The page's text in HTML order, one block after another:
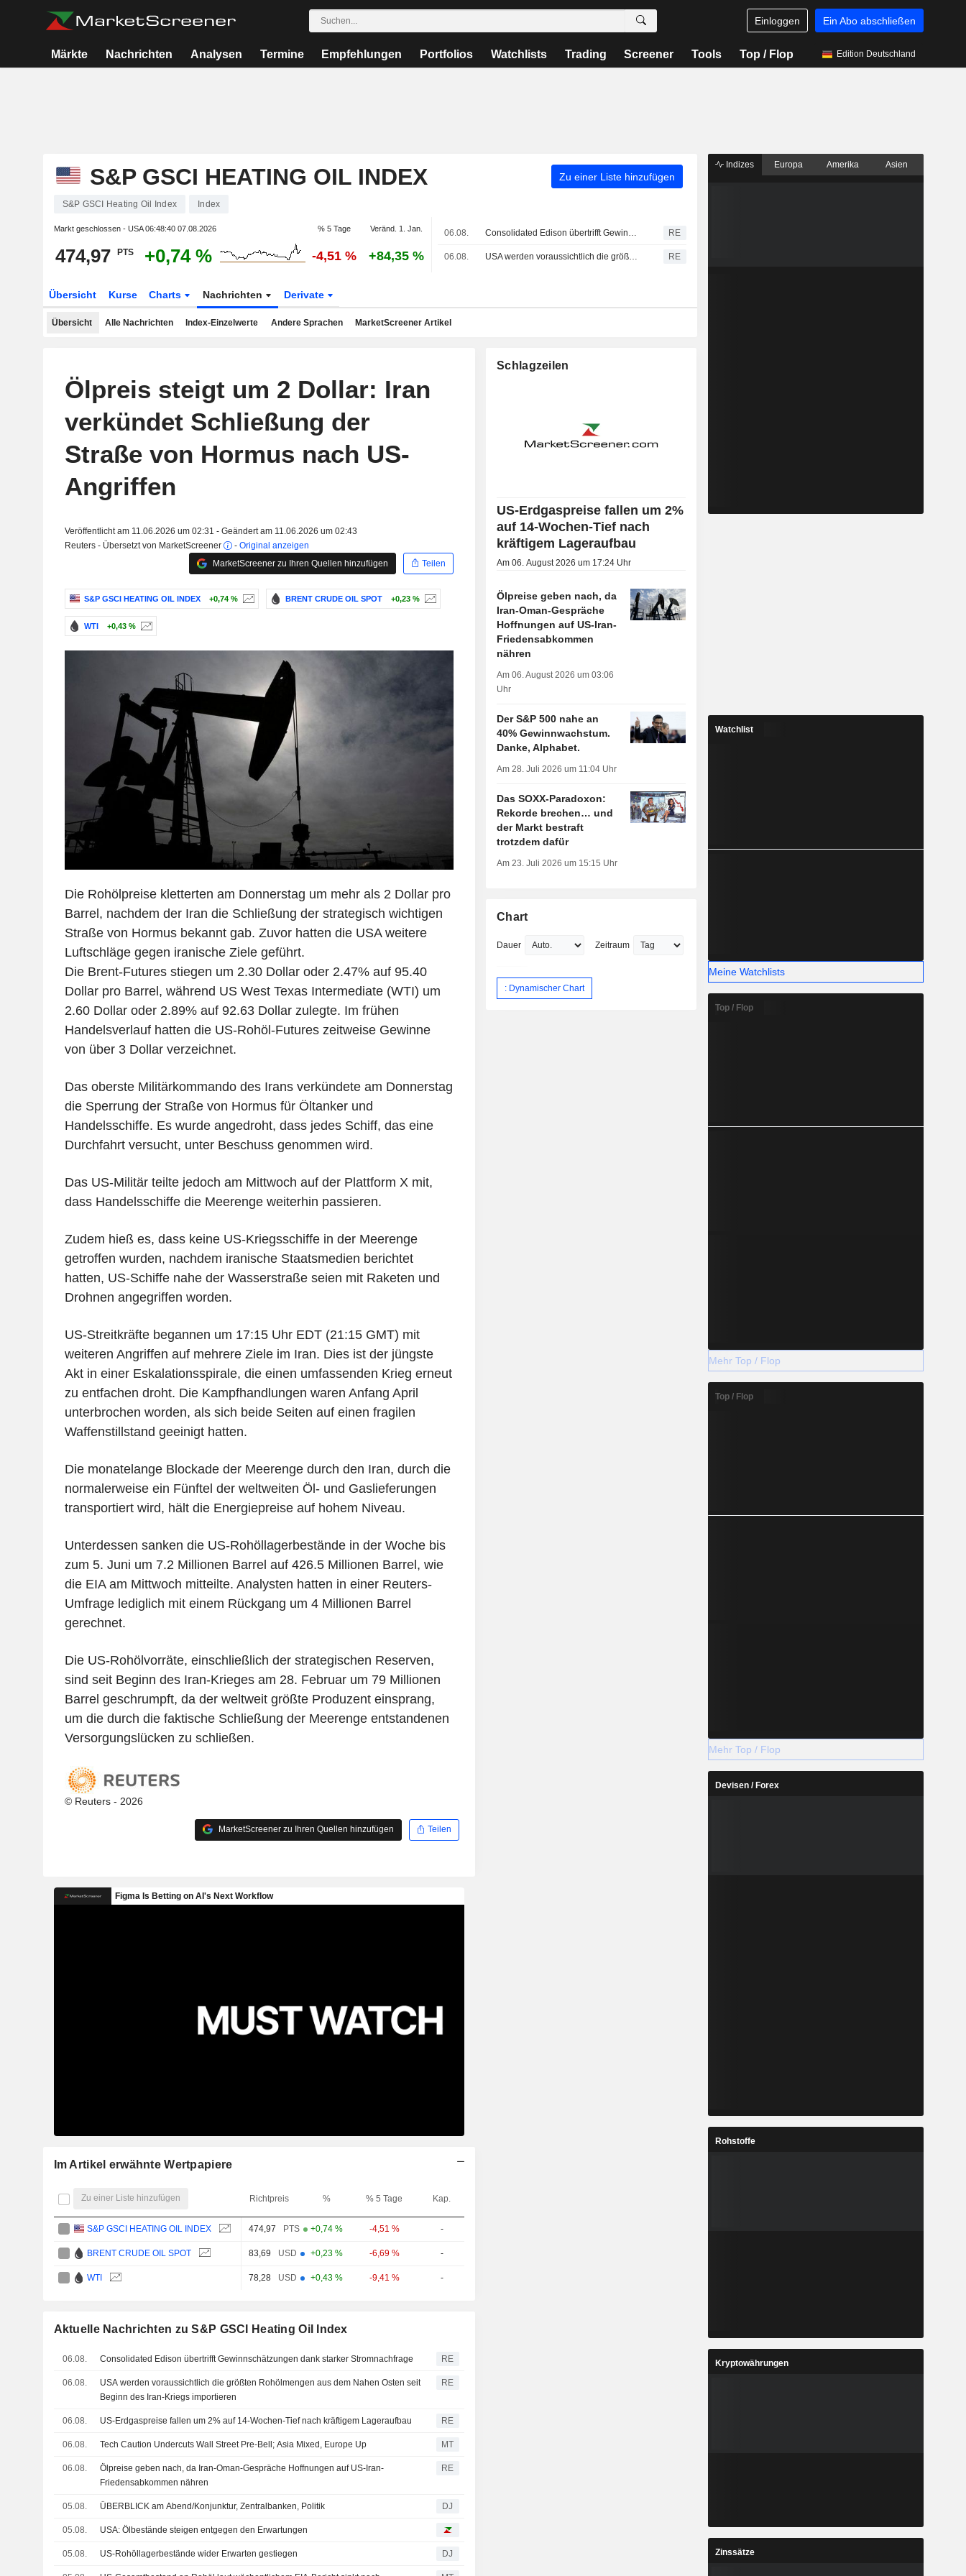
Einloggen Ein Abo abschließen
Märkte Nachrichten Analysen Termine Empfehlungen Portfolios Watchlists Trading Screener Tools Top / Flop Edition Deutschland
S&P GSCI HEATING OIL INDEX Zu einer Liste hinzufügen
S&P GSCI Heating Oil Index Index
Markt geschlossen - USA06:48:40 07.08.2026 % 5 Tage Veränd. 1. Jan.
474,97 PTS +0,74 % -4,51 % +84,35 %
06.08. Consolidated Edison übertrifft Gewinnschätzungen dank starker Stromnachfrage RE
06.08. USA werden voraussichtlich die größten Rohölmengen aus dem Nahen Osten seit Beginn des Iran-Kriegs importieren RE
Übersicht Kurse Charts Nachrichten Derivate
Übersicht Alle Nachrichten Index-Einzelwerte Andere Sprachen MarketScreener Artikel
Ölpreis steigt um 2 Dollar: Iran
verkündet Schließung der
Straße von Hormus nach US-
Angriffen
Veröffentlicht am 11.06.2026 um 02:31 - Geändert am 11.06.2026 um 02:43
Reuters - Übersetzt von MarketScreener
- Original anzeigen
MarketScreener zu Ihren Quellen hinzufügen
Teilen
S&P GSCI HEATING OIL INDEX +0,74 % BRENT CRUDE OIL SPOT +0,23 %
WTI +0,43 %
Die Rohölpreise kletterten am Donnerstag um mehr als 2 Dollar pro
Barrel, nachdem der Iran die Schließung der strategisch wichtigen
Straße von Hormus bekannt gab. Zuvor hatten die USA weitere
Luftschläge gegen iranische Ziele geführt.
Die Brent-Futures stiegen um 2.30 Dollar oder 2.47% auf 95.40
Dollar pro Barrel, während US West Texas Intermediate (WTI) um
2.60 Dollar oder 2.89% auf 92.63 Dollar zulegte. Im frühen
Handelsverlauf hatten die US-Rohöl-Futures zeitweise Gewinne
von über 3 Dollar verzeichnet.
Das oberste Militärkommando des Irans verkündete am Donnerstag
die Sperrung der Straße von Hormus für Öltanker und
Handelsschiffe. Es wurde angedroht, dass jedes Schiff, das eine
Durchfahrt versucht, unter Beschuss genommen wird.
Das US-Militär teilte jedoch am Mittwoch auf der Plattform X mit,
dass Handelsschiffe die Meerenge weiterhin passieren.
Zudem hieß es, dass keine US-Kriegsschiffe in der Meerenge
getroffen wurden, nachdem iranische Staatsmedien berichtet
hatten, US-Schiffe nahe der Wasserstraße seien mit Raketen und
Drohnen angegriffen worden.
US-Streitkräfte begannen um 17:15 Uhr EDT (21:15 GMT) mit
weiteren Angriffen auf mehrere Ziele im Iran. Dies ist der jüngste
Akt in einer Eskalationsspirale, die einen umfassenden Krieg erneut
zu entfachen droht. Die Kampfhandlungen waren Anfang April
unterbrochen worden, als sich beide Seiten auf einen fragilen
Waffenstillstand geeinigt hatten.
Die monatelange Blockade der Meerenge durch den Iran, durch die
normalerweise ein Fünftel der weltweiten Öl- und Gaslieferungen
transportiert wird, hält die Energiepreise auf hohem Niveau.
Unterdessen sanken die US-Rohöllagerbestände in der Woche bis
zum 5. Juni um 7.2 Millionen Barrel auf 426.5 Millionen Barrel, wie
die EIA am Mittwoch mitteilte. Analysten hatten in einer Reuters-
Umfrage lediglich mit einem Rückgang um 4 Millionen Barrel
gerechnet.
Die US-Rohölvorräte, einschließlich der strategischen Reserven,
sind seit Beginn des Iran-Krieges am 28. Februar um 79 Millionen
Barrel geschrumpft, da der weltweit größte Produzent einsprang,
um die durch die faktische Schließung der Meerenge entstandenen
Versorgungslücken zu schließen.
© Reuters - 2026
MarketScreener zu Ihren Quellen hinzufügen Teilen
Im Artikel erwähnte Wertpapiere
Zu einer Liste hinzufügen Richtpreis % % 5 Tage Kap.
S&P GSCI HEATING OIL INDEX 474,97 PTS +0,74 % -4,51 % -
BRENT CRUDE OIL SPOT 83,69 USD +0,23 % -6,69 % -
WTI 78,28 USD +0,43 % -9,41 % -
Aktuelle Nachrichten zu S&P GSCI Heating Oil Index
06.08. Consolidated Edison übertrifft Gewinnschätzungen dank starker Stromnachfrage RE
06.08.
USA werden voraussichtlich die größten Rohölmengen aus dem Nahen Osten seit
Beginn des Iran-Kriegs importieren
RE
06.08. US-Erdgaspreise fallen um 2% auf 14-Wochen-Tief nach kräftigem Lageraufbau RE
06.08. Tech Caution Undercuts Wall Street Pre-Bell; Asia Mixed, Europe Up MT
06.08.
Ölpreise geben nach, da Iran-Oman-Gespräche Hoffnungen auf US-Iran-
Friedensabkommen nähren
RE
05.08. ÜBERBLICK am Abend/Konjunktur, Zentralbanken, Politik DJ
05.08. USA: Ölbestände steigen entgegen den Erwartungen
05.08. US-Rohöllagerbestände wider Erwarten gestiegen DJ
Schlagzeilen
US-Erdgaspreise fallen um 2%
auf 14-Wochen-Tief nach
kräftigem Lageraufbau
Am 06. August 2026 um 17:24 Uhr
Ölpreise geben nach, da
Iran-Oman-Gespräche
Hoffnungen auf US-Iran-
Friedensabkommen
nähren
Am 06. August 2026 um 03:06
Uhr
Der S&P 500 nahe an
40% Gewinnwachstum.
Danke, Alphabet.
Am 28. Juli 2026 um 11:04 Uhr
Das SOXX-Paradoxon:
Rekorde brechen… und
der Markt bestraft
trotzdem dafür
Am 23. Juli 2026 um 15:15 Uhr
Chart
Dauer Zeitraum
: Dynamischer Chart
Indizes Europa Amerika Asien
Watchlist
Meine Watchlists
Top / Flop
Mehr Top / Flop
Top / Flop
Mehr Top / Flop
Devisen / Forex
Rohstoffe
Kryptowährungen
Zinssätze